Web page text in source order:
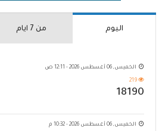
اليوم من 7 ايام
الخميس, 06 أغسطس 2026 - 12:11 ص
219
18190
الخميس, 06 أغسطس 2026 - 10:32 م